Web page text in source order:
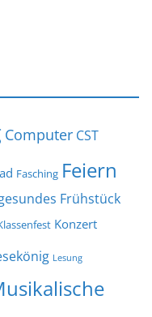
Computer CST
Fasching Feiern
Frühstück
Konzert
Lesung